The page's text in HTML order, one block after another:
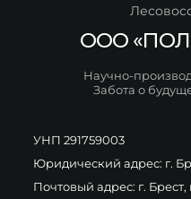
ООО
Научно-
Забота о
УНП 291759003
Юридический адрес: г.
Почтовый адрес: г.